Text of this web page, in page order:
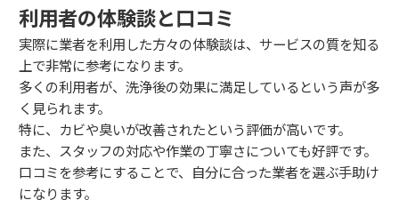
利用者の体験談と口コミ
実際に業者を利用した方々の体験談は、サービスの質を知る
上で非常に参考になります。
多くの利用者が、洗浄後の効果に満足しているという声が多
く見られます。
特に、カビや臭いが改善されたという評価が高いです。
また、スタッフの対応や作業の丁寧さについても好評です。
口コミを参考にすることで、自分に合った業者を選ぶ手助け
になります。